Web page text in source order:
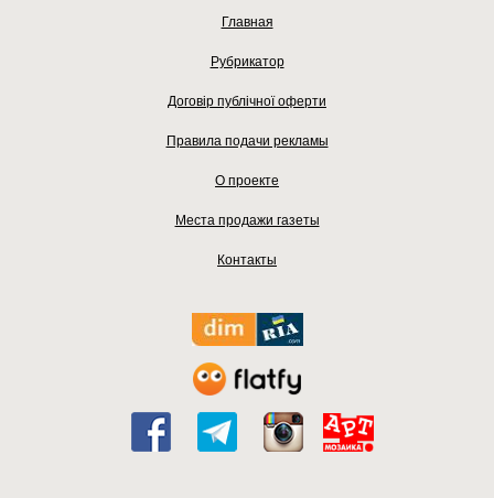
Главная
Рубрикатор
Договір публічної оферти
Правила подачи рекламы
О проекте
Места продажи газеты
Контакты